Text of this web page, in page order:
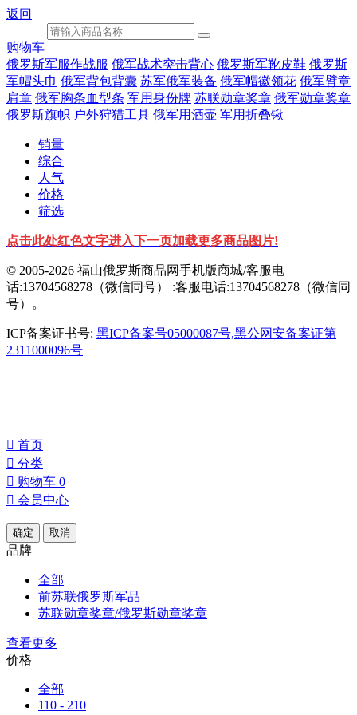
返回
购物车
俄罗斯军服作战服 俄军战术突击背心 俄罗斯军靴皮鞋 俄罗斯
军帽头巾 俄军背包背囊 苏军俄军装备 俄军帽徽领花 俄军臂章
肩章 俄军胸条血型条 军用身份牌 苏联勋章奖章 俄军勋章奖章
俄罗斯旗帜 户外狩猎工具 俄军用酒壶 军用折叠锹
销量
综合
人气
价格
筛选
点击此处红色文字进入下一页加载更多商品图片!
© 2005-2026 福山俄罗斯商品网手机版商城/客服电
话:13704568278（微信同号） :客服电话:13704568278（微信同
号）。
ICP备案证书号: 黑ICP备案号05000087号,黑公网安备案证第
2311000096号
󰀁 首页
󰀂 分类
󰀄 购物车 0
󰀅 会员中心
确定 取消
品牌
全部
前苏联俄罗斯军品
苏联勋章奖章/俄罗斯勋章奖章
查看更多
价格
全部
110 - 210